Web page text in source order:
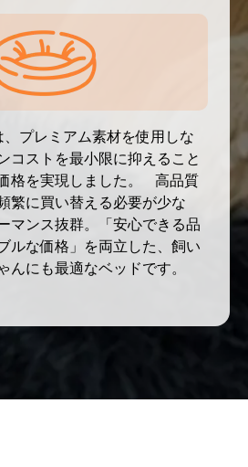
プレミアム素材を使用しな
コストを最小限に抑えること
格を実現しました。 高品質
繁に買い替える必要が少な
マンス抜群。「安心できる品
ルな価格」を両立した、飼い
んにも最適なベッドです。